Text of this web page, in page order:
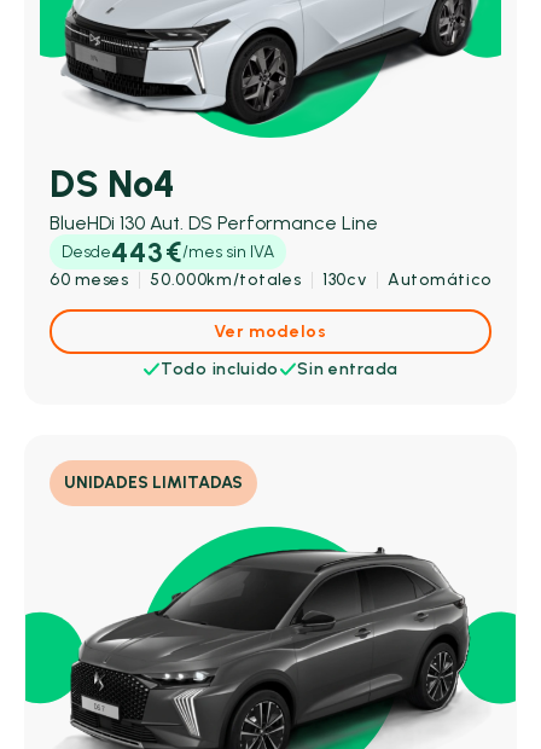
DS Nº4
BlueHDi 130 Aut. DS Performance Line
Desde443€/mes sin IVA
60 meses
50.000km/totales 130cv Automático
Ver modelos
Todo incluido
Sin entrada
UNIDADES LIMITADAS